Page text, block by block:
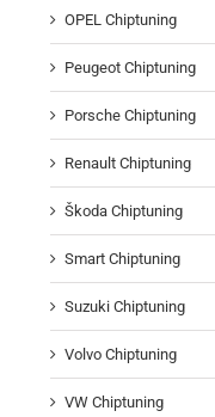
OPEL Chiptuning
Peugeot Chiptuning
Porsche Chiptuning
Renault Chiptuning
Škoda Chiptuning
Smart Chiptuning
Suzuki Chiptuning
Volvo Chiptuning
VW Chiptuning